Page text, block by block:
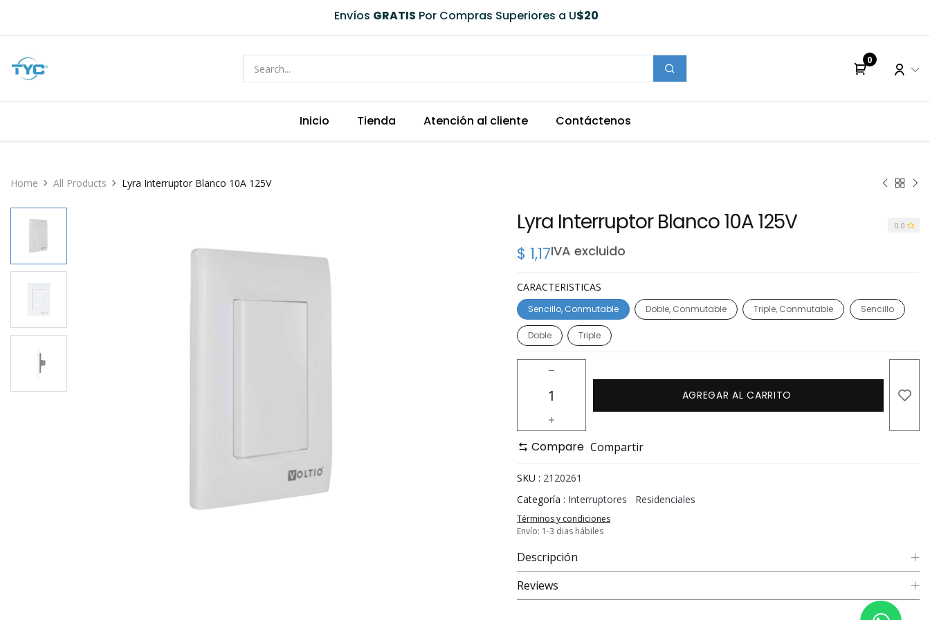
Envíos GRATIS Por Compras Superiores a U$20
0
Inicio Tienda Atención al cliente Contáctenos
Home All Products Lyra Interruptor Blanco 10A 125V
Lyra Interruptor Blanco 10A 125V 0.0
$ 1,17IVA excluido
CARACTERISTICAS
Sencillo, Conmutable Doble, Conmutable Triple, Conmutable Sencillo
Doble Triple
AGREGAR AL CARRITO
Compare Compartir
SKU : 2120261
Categoría : Interruptores Residenciales
Términos y condiciones
Envío: 1-3 dias hábiles
Descripción
Reviews